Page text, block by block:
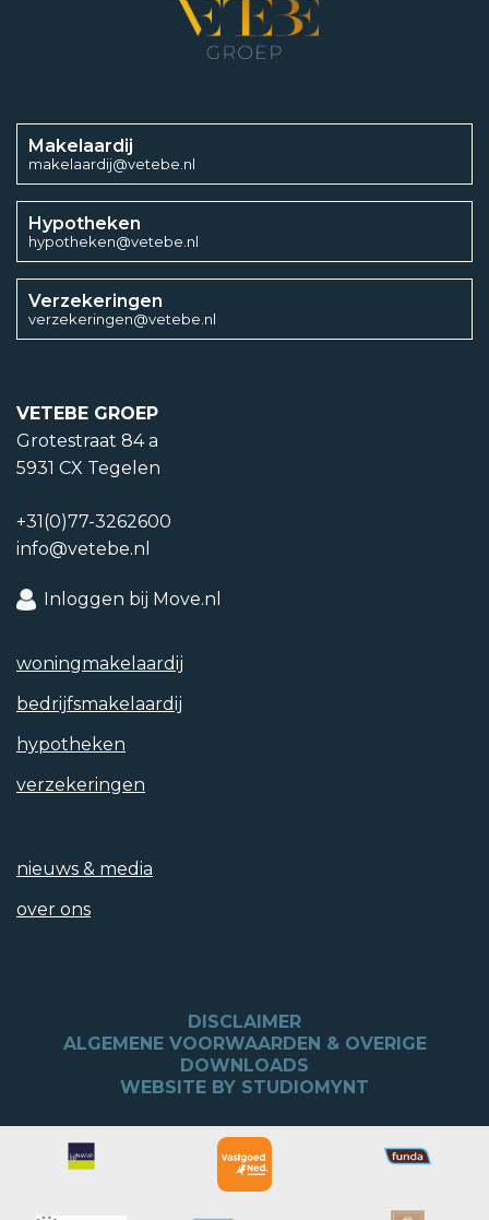
Makelaardij
makelaardij@vetebe.nl
Hypotheken
hypotheken@vetebe.nl
Verzekeringen
verzekeringen@vetebe.nl
VETEBE GROEP
Grotestraat 84 a
5931 CX Tegelen
+31(0)77-3262600
info@vetebe.nl
Inloggen bij Move.nl
woning­makelaardij
bedrijfs­makelaardij
hypotheken
verzekeringen
nieuws & media
over ons
DISCLAIMER
ALGEMENE VOORWAARDEN & OVERIGE
DOWNLOADS
WEBSITE BY STUDIOMYNT